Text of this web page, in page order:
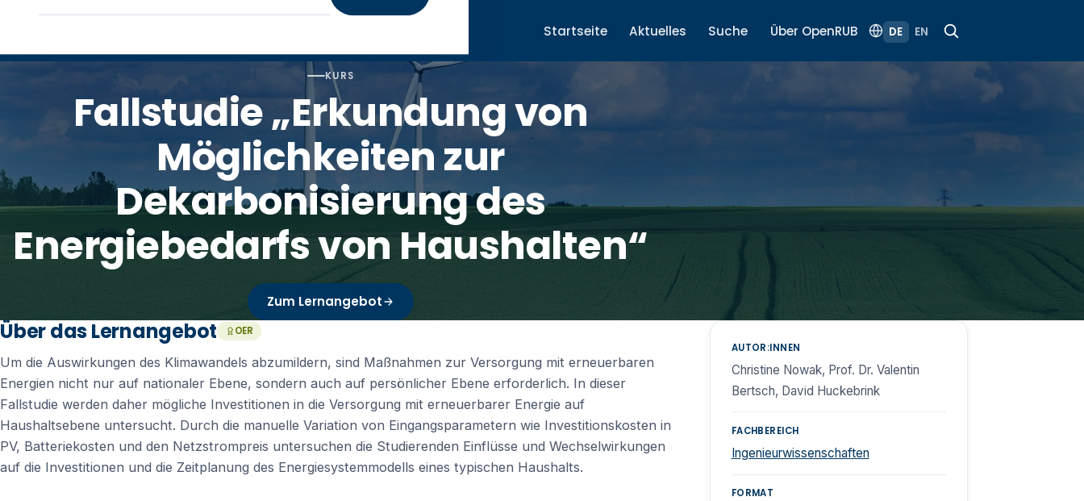
Startseite Aktuelles Suche Über OpenRUB DE EN
KURS
Fallstudie „Erkundung von
Möglichkeiten zur
Dekarbonisierung des
Energiebedarfs von Haushalten“
Zum Lernangebot
Über das Lernangebot OER
Um die Auswirkungen des Klimawandels abzumildern, sind Maßnahmen zur Versorgung mit erneuerbaren
Energien nicht nur auf nationaler Ebene, sondern auch auf persönlicher Ebene erforderlich. In dieser
Fallstudie werden daher mögliche Investitionen in die Versorgung mit erneuerbarer Energie auf
Haushaltsebene untersucht. Durch die manuelle Variation von Eingangsparametern wie Investitionskosten in
PV, Batteriekosten und den Netzstrompreis untersuchen die Studierenden Einflüsse und Wechselwirkungen
auf die Investitionen und die Zeitplanung des Energiesystemmodells eines typischen Haushalts.
AUTOR:INNEN
Christine Nowak, Prof. Dr. Valentin
Bertsch, David Huckebrink
FACHBEREICH
Ingenieurwissenschaften
FORMAT